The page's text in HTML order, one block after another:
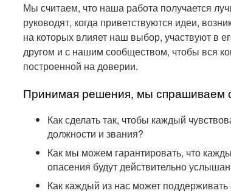
Мы считаем, что наша работа получается
руководят, когда приветствуются идеи,
на которых влияет наш выбор, участвуют в
другом и с нашим сообществом, чтобы вся
построенной на доверии.
Принимая решения, мы спрашиваем
Как сделать так, чтобы каждый
должности и звания?
Как мы можем гарантировать, что
опасения будут действительно
Как каждый из нас может